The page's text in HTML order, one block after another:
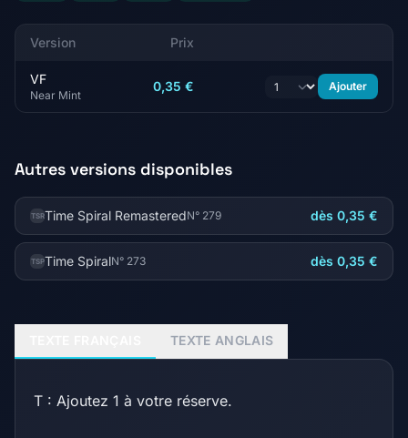
Version Prix
VF
Near Mint
0,35 € Ajouter
Autres versions disponibles
TSRTime Spiral RemasteredN° 279 dès 0,35 €
TSPTime SpiralN° 273 dès 0,35 €
TEXTE ANGLAIS
T : Ajoutez 1 à votre réserve.